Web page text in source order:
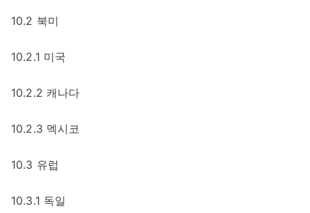
10.2 북미
10.2.1 미국
10.2.2 캐나다
10.2.3 멕시코
10.3 유럽
10.3.1 독일